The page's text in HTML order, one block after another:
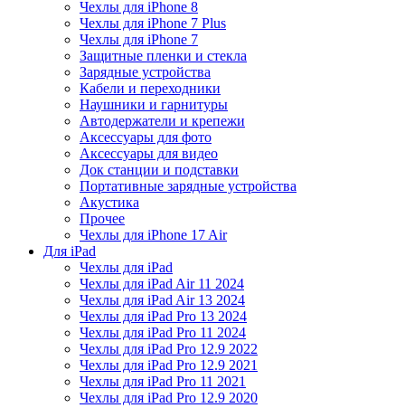
Чехлы для iPhone 8
Чехлы для iPhone 7 Plus
Чехлы для iPhone 7
Защитные пленки и стекла
Зарядные устройства
Кабели и переходники
Наушники и гарнитуры
Автодержатели и крепежи
Аксессуары для фото
Аксессуары для видео
Док станции и подставки
Портативные зарядные устройства
Акустика
Прочее
Чехлы для iPhone 17 Air
Для iPad
Чехлы для iPad
Чехлы для iPad Air 11 2024
Чехлы для iPad Air 13 2024
Чехлы для iPad Pro 13 2024
Чехлы для iPad Pro 11 2024
Чехлы для iPad Pro 12.9 2022
Чехлы для iPad Pro 12.9 2021
Чехлы для iPad Pro 11 2021
Чехлы для iPad Pro 12.9 2020